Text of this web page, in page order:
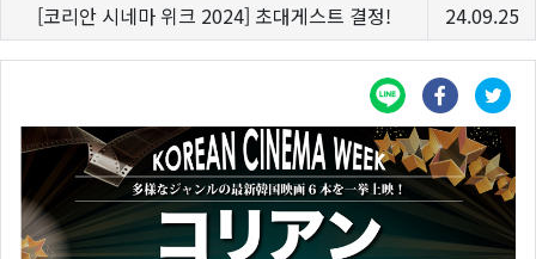
[코리안 시네마 위크 2024] 초대게스트 결정! 24.09.25